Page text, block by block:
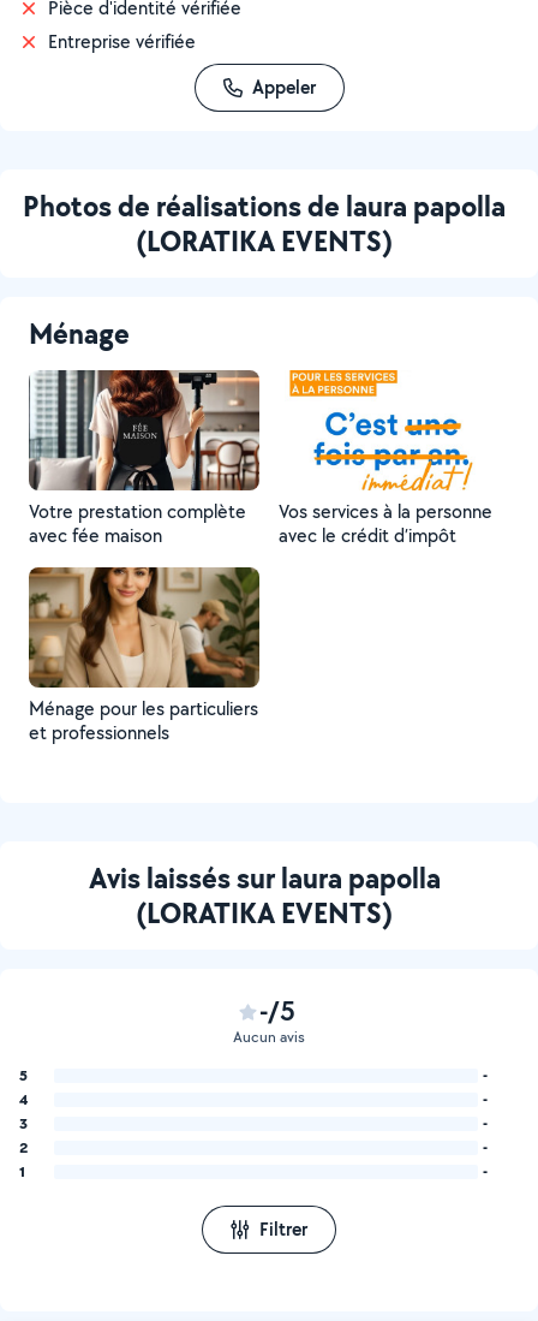
Pièce d'identité vérifiée
Entreprise vérifiée
Appeler
Photos de réalisations de laura papolla
(LORATIKA EVENTS)
Ménage
Votre prestation complète
avec fée maison
Vos services à la personne
avec le crédit d’impôt
Ménage pour les particuliers
et professionnels
Avis laissés sur laura papolla
(LORATIKA EVENTS)
-/5
Aucun avis
5
-
4
-
3
-
2
-
1
-
Filtrer